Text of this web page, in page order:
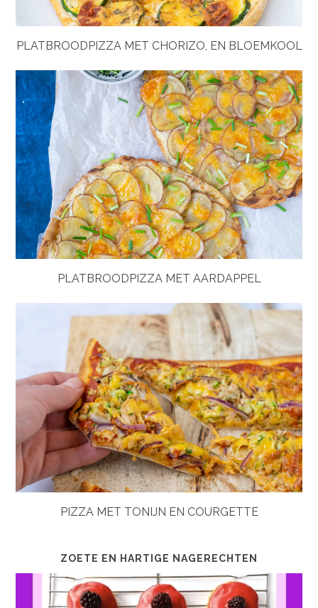
PLATBROODPIZZA MET CHORIZO, EN BLOEMKOOL
PLATBROODPIZZA MET AARDAPPEL
PIZZA MET TONIJN EN COURGETTE
ZOETE EN HARTIGE NAGERECHTEN